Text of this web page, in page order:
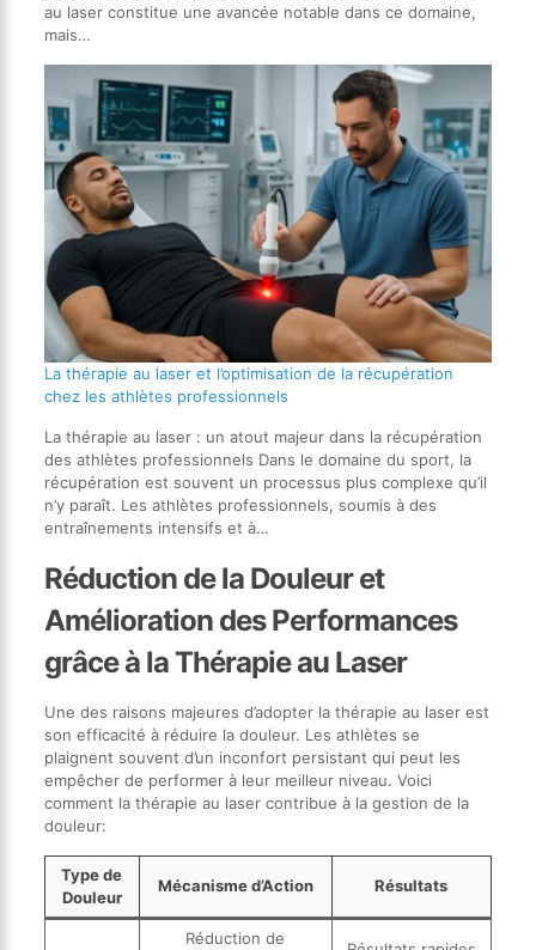
au laser constitue une avancée notable dans ce domaine,
mais…
La thérapie au laser et l’optimisation de la récupération
chez les athlètes professionnels
La thérapie au laser : un atout majeur dans la récupération
des athlètes professionnels Dans le domaine du sport, la
récupération est souvent un processus plus complexe qu’il
n’y paraît. Les athlètes professionnels, soumis à des
entraînements intensifs et à…
Réduction de la Douleur et
Amélioration des Performances
grâce à la Thérapie au Laser
Une des raisons majeures d’adopter la thérapie au laser est
son efficacité à réduire la douleur. Les athlètes se
plaignent souvent d’un inconfort persistant qui peut les
empêcher de performer à leur meilleur niveau. Voici
comment la thérapie au laser contribue à la gestion de la
douleur:
Type de
Douleur
Mécanisme d’Action Résultats
Réduction de